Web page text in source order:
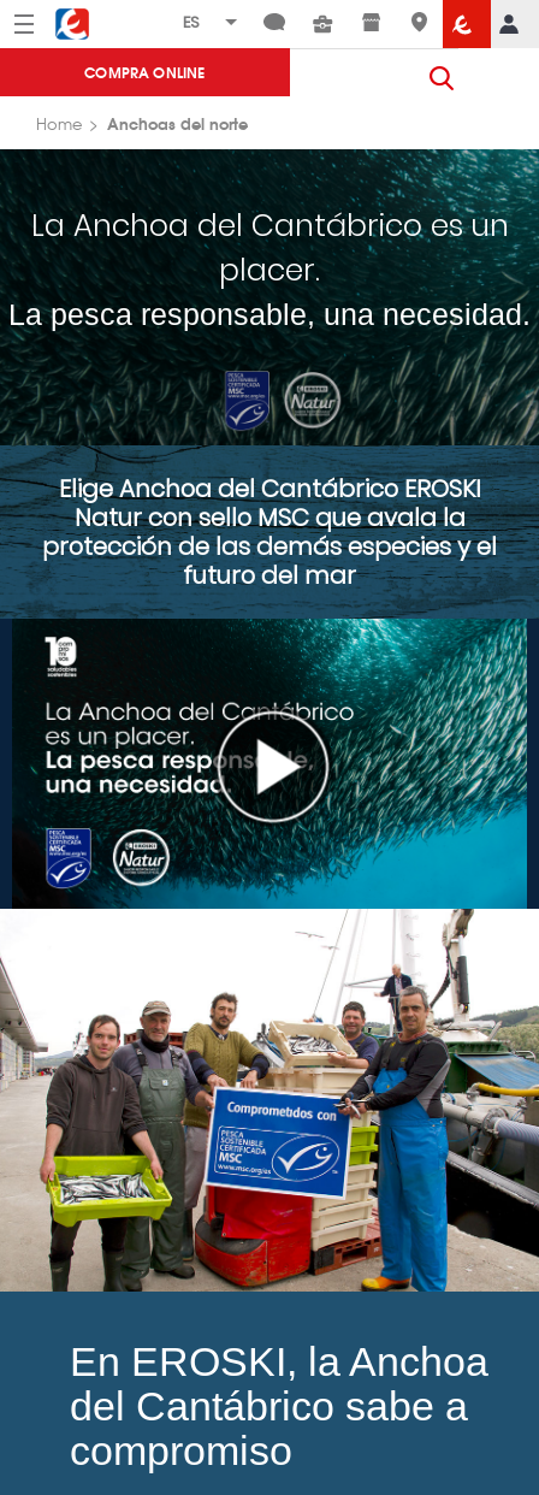
Menú Eroski
COMPRA ONLINE
Home Anchoas del norte
La Anchoa del Cantábrico es un
placer.
La pesca responsable, una necesidad.
Elige Anchoa del Cantábrico EROSKI
Natur con sello MSC que avala la
protección de las demás especies y el
futuro del mar
En EROSKI, la Anchoa
del Cantábrico sabe a
compromiso